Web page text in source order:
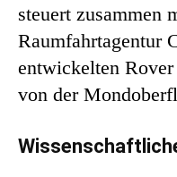
steuert zusammen
Raumfahrtagentur
entwickelten
von der